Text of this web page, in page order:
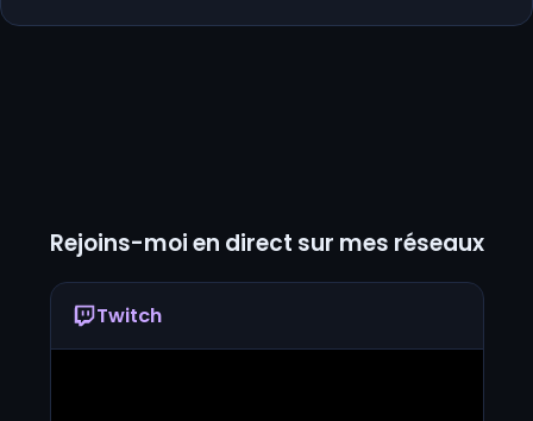
Rejoins-moi en direct sur mes réseaux
Twitch